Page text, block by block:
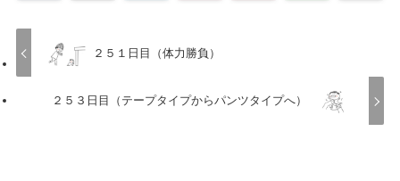
２５１日目（体力勝負）
２５３日目（テープタイプからパンツタイプへ）